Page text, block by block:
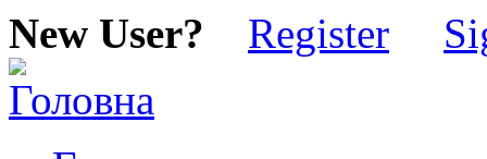
New User? Register